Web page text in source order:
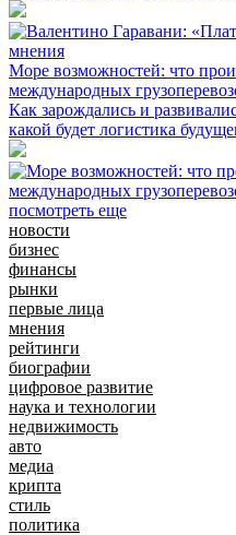
мнения
Море возможностей: что
международных
Как зарождались и
какой будет логистика
посмотреть еще
новости
бизнес
финансы
рынки
первые лица
мнения
рейтинги
биографии
цифровое развитие
наука и технологии
недвижимость
авто
медиа
крипта
стиль
политика